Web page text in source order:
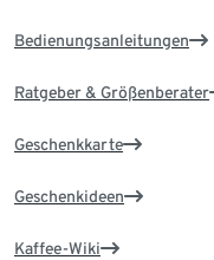
Bedienungsanleitungen
Ratgeber & Größenberater
Geschenkkarte
Geschenkideen
Kaffee-Wiki